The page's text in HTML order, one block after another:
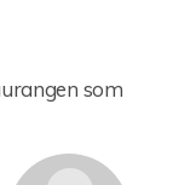
som